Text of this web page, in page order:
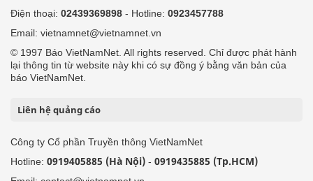
Điện thoại: 02439369898 - Hotline: 0923457788
Email: vietnamnet@vietnamnet.vn
© 1997 Báo VietNamNet. All rights reserved. Chỉ được phát hành
lại thông tin từ website này khi có sự đồng ý bằng văn bản của
báo VietNamNet.
Liên hệ quảng cáo
Công ty Cổ phần Truyền thông VietNamNet
Hotline: 0919405885 (Hà Nội) - 0919435885 (Tp.HCM)